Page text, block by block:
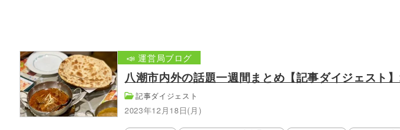
八潮市内外の話題一週間まとめ【記事ダイジェスト
記事ダイジェスト
2023年12月18日(月)
📣 運営局ブログ